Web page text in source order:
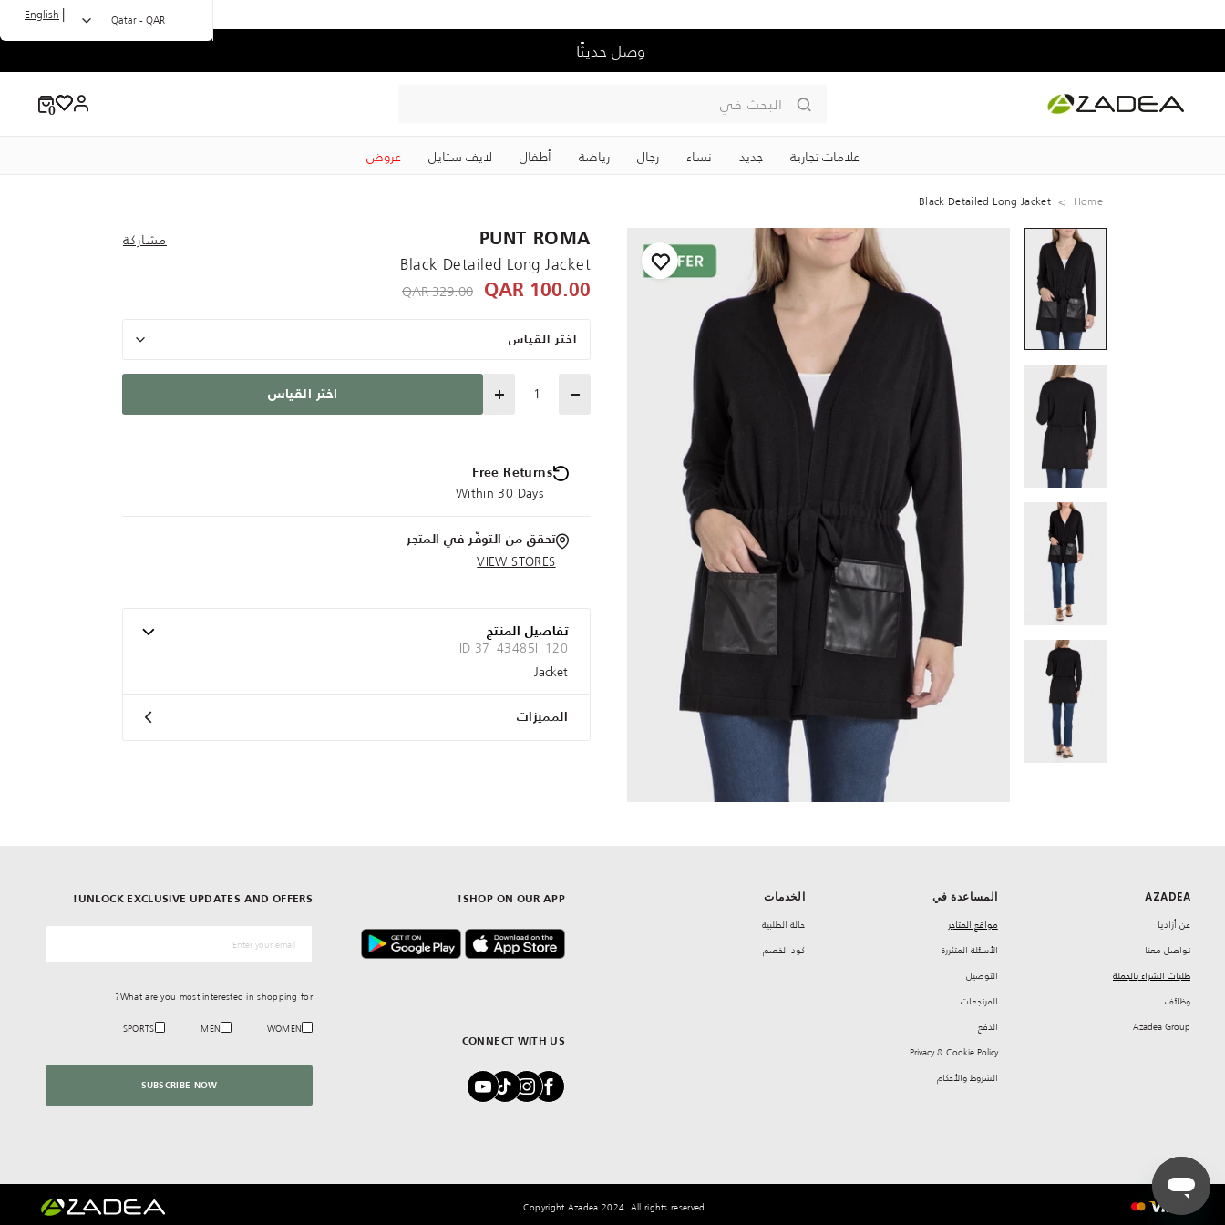
وصل حديثًا
البحث في
علامات تجارية جديد نساء رجال رياضة ‏أطفال لايف ستايل عروض
Qatar - QAR
|
English
Home
Black Detailed Long Jacket
PUNT ROMA مشاركة
Black Detailed Long Jacket
100.00 QAR
Price reduced from
329.00 QAR
to 100.00 QAR
اختر القياس
Quantity اختر القياس
Free Returns
Within 30 Days
تحقق من التوفّر في المتجر
VIEW STORES
تفاصيل المنتج
ID 37_43485I_120
Jacket
المميزات
AZADEA
‏عن أزاديا
تواصل معنا
طلبات الشراء بالجملة
‏وظائف
Azadea Group
المساعدة في
مواقع المتاجر
‏الأسئلة المتكررة
‏التوصيل
‏المرتجعات
‏الدفع
Privacy & Cookie Policy
‏الشروط والأحكام
الخدمات
حالة الطلبية
كود الخصم
CONNECT WITH US
SHOP ON OUR APP!
UNLOCK EXCLUSIVE UPDATES AND OFFERS!
What are you most interested in shopping for?
WOMEN
MEN
SPORTS
SUBSCRIBE NOW
Copyright Azadea 2024. All rights reserved.